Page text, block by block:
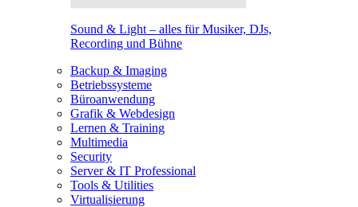
Sound & Light – alles für Musiker, DJs,
Recording und Bühne
Backup & Imaging
Betriebssysteme
Büroanwendung
Grafik & Webdesign
Lernen & Training
Multimedia
Security
Server & IT Professional
Tools & Utilities
Virtualisierung